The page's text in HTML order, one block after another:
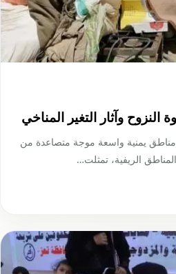
وآثار التغير المناخي
يمنية واسعة موجة متصاعدة من
الريفية، تمثلت…